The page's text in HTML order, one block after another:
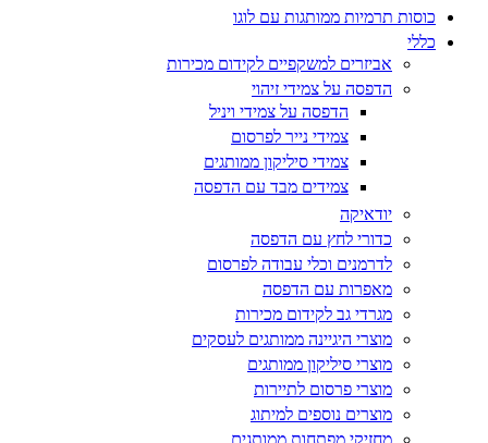
כוסות תרמיות ממותגות עם לוגו
כללי
אביזרים למשקפיים לקידום מכירות
הדפסה על צמידי זיהוי
הדפסה על צמידי ויניל
צמידי נייר לפרסום
צמידי סיליקון ממותגים
צמידים מבד עם הדפסה
יודאיקה
כדורי לחץ עם הדפסה
לדרמנים וכלי עבודה לפרסום
מאפרות עם הדפסה
מגרדי גב לקידום מכירות
מוצרי היגיינה ממותגים לעסקים
מוצרי סיליקון ממותגים
מוצרי פרסום לתיירות
מוצרים נוספים למיתוג